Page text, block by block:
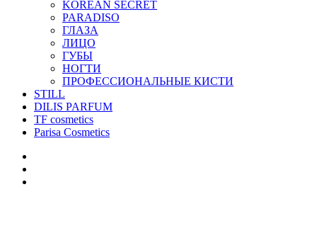
KOREAN SECRET
PARADISO
ГЛАЗА
ЛИЦО
ГУБЫ
НОГТИ
ПРОФЕССИОНАЛЬНЫЕ КИСТИ
STILL
DILIS PARFUM
TF cosmetics
Parisa Cosmetics